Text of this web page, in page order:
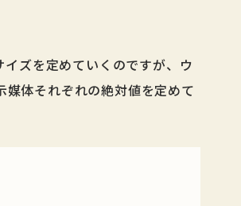
ズを定めていくのですが、ウ
体それぞれの絶対値を定めて